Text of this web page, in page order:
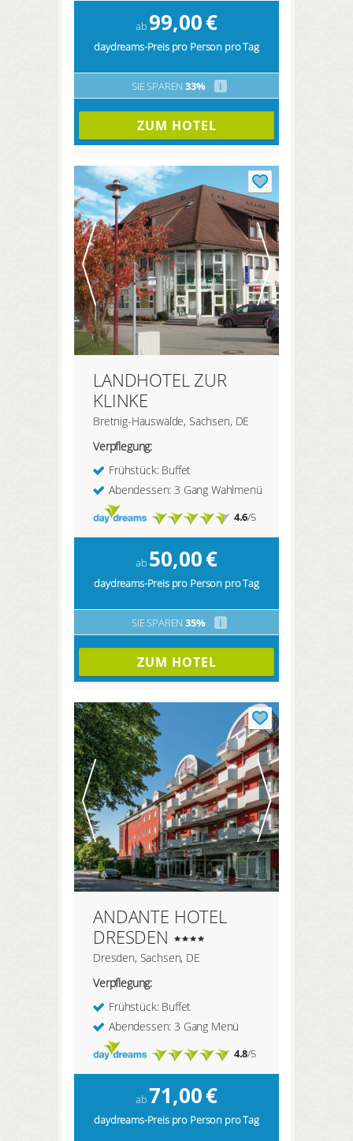
ab99,00€
daydreams-Preis pro Person pro Tag
SIE SPAREN 33% i
ZUM HOTEL
LANDHOTEL ZUR
KLINKE
Bretnig-Hauswalde, Sachsen, DE
Verpflegung:
Frühstück: Buffet
Abendessen: 3 Gang Wahlmenü
4.6/5
ab 50,00€
daydreams-Preis pro Person pro Tag
SIE SPAREN 35% i
ZUM HOTEL
ANDANTE HOTEL
DRESDEN
Dresden, Sachsen, DE
Verpflegung:
Frühstück: Buffet
Abendessen: 3 Gang Menü
4.8/5
ab71,00€
daydreams-Preis pro Person pro Tag